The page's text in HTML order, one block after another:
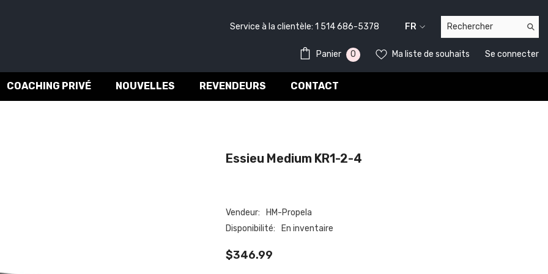
Service à la clientèle: 1 514 686-5378
FR
Panier 0 0
Ma liste de souhaits Se connecter
COACHING PRIVÉ NOUVELLES REVENDEURS CONTACT
Essieu Medium KR1-2-4
Vendeur:
HM-Propela
Disponibilité:
En inventaire
$346.99